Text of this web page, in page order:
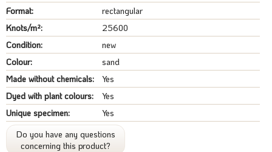
Format:
rectangular
Knots/m²:
25600
Condition:
new
Colour:
sand
Made without chemicals:
Yes
Dyed with plant colours:
Yes
Unique specimen:
Yes
Do you have any questions
concerning this product?